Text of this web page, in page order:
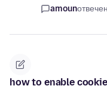
amoun
how to enable